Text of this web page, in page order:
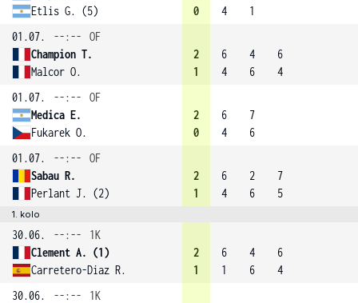
Etlis G. (5)
0
4
1
01.07.
--:--
OF
Champion T.
Malcor O.
2
1
6
4
4
6
6
4
01.07.
--:--
OF
Medica E.
Fukarek O.
2
0
6
4
7
6
01.07.
--:--
OF
Sabau R.
Perlant J. (2)
2
1
6
4
2
6
7
5
1. kolo
30.06. --:--
1K
Clement A. (1)
Carretero-Diaz R.
2
1
6
1
4
6
6
4
30.06.
--:--
1K